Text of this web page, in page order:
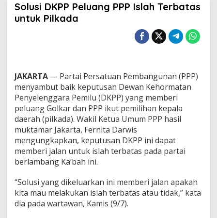
l
u
s
P
e
l
u
a
n
g
P
P
I
l
a
T
Solusi DKPP Peluang PPP Islah Terbatas
untuk Pilkada
JAKARTA — Partai Persatuan Pembangunan (PPP)
menyambut baik keputusan Dewan Kehormatan
Penyelenggara Pemilu (DKPP) yang memberi
peluang Golkar dan PPP ikut pemilihan kepala
daerah (pilkada). Wakil Ketua Umum PPP hasil
muktamar Jakarta, Fernita Darwis
mengungkapkan, keputusan DKPP ini dapat
memberi jalan untuk islah terbatas pada partai
berlambang Ka’bah ini.
“Solusi yang dikeluarkan ini memberi jalan apakah
kita mau melakukan islah terbatas atau tidak,” kata
dia pada wartawan, Kamis (9/7).